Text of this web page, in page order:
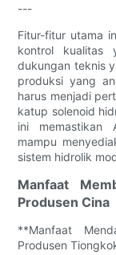
---
Fitur-fitur utama
kontrol kualitas
dukungan teknis
produksi yang
harus menjadi
katup solenoid
ini memastikan
mampu
sistem hidrolik
Manfaat
Produsen Cina
**Manfaat
Produsen